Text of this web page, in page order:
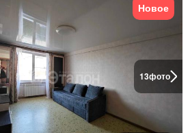
13фото
Новое